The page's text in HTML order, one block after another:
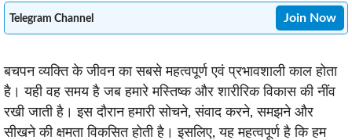
Telegram Channel Join Now
बचपन व्यक्ति के जीवन का सबसे महत्वपूर्ण एवं प्रभावशाली काल होता
है। यही वह समय है जब हमारे मस्तिष्क और शारीरिक विकास की नींव
रखी जाती है। इस दौरान हमारी सोचने, संवाद करने, समझने और
सीखने की क्षमता विकसित होती है। इसलिए, यह महत्वपूर्ण है कि हम